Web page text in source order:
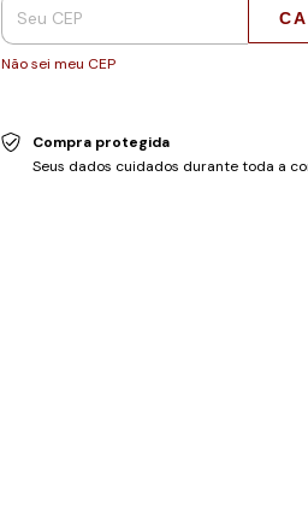
Não sei meu CEP
Compra protegida
Seus dados cuidados durante toda a